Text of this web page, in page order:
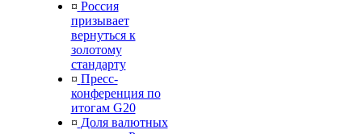
¤ Россия
призывает
вернуться к
золотому
стандарту
¤ Пресс-
конференция по
итогам G20
¤ Доля валютных